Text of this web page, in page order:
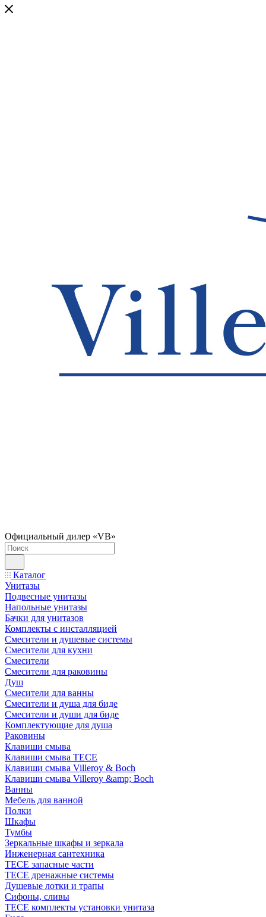
Официальный дилер «VB»
Каталог
Унитазы
Подвесные унитазы
Напольные унитазы
Бачки для унитазов
Комплекты с инсталляцией
Смесители и душевые системы
Смесители для кухни
Смесители
Смесители для раковины
Душ
Смесители для ванны
Смесители и душа для биде
Смесители и души для биде
Комплектующие для душа
Раковины
Клавиши смыва
Клавиши смыва TECE
Клавиши смыва Villeroy & Boch
Клавиши смыва Villeroy &amp; Boch
Ванны
Мебель для ванной
Полки
Шкафы
Тумбы
Зеркальные шкафы и зеркала
Инженерная сантехника
TECE запасные части
TECE дренажные системы
Душевые лотки и трапы
Сифоны, сливы
TECE комплекты установки унитаза